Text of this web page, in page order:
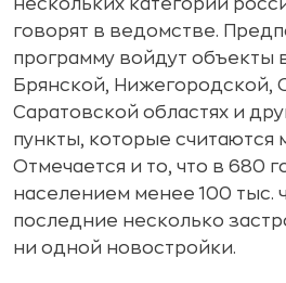
нескольких категорий
говорят в ведомстве.
программу войдут объекты
Брянской, Нижегородской,
Саратовской областях и
пункты, которые считаются
Отмечается и то, что в 680
населением менее 100 тыс.
последние несколько
ни одной новостройки.